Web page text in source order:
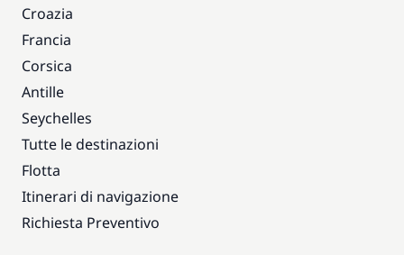
Croazia
Francia
Corsica
Antille
Seychelles
Tutte le destinazioni
Flotta
Itinerari di navigazione
Richiesta Preventivo